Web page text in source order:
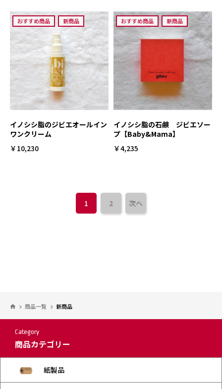
おすすめ商品 新商品
イノシシ脂のジビエオールイン
ワンクリーム
￥10,230
おすすめ商品 新商品
イノシシ脂の石鹸 ジビエソー
プ【Baby&Mama】
￥4,235
1 2 次へ
商品一覧 新商品
Category
商品カテゴリー
紙製品